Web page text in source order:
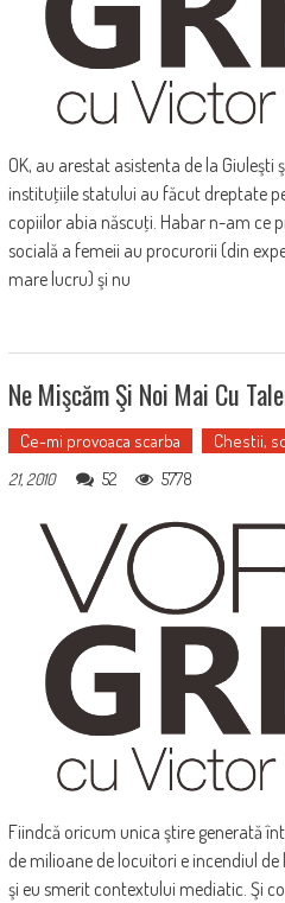
OK, au arestat asistenta de la
instituţiile statului au făcut dreptate
copiilor abia născuţi. Habar n-am ce
socială a femeii au procurorii (din
mare lucru) şi nu
Ne Mişcăm Şi Noi Mai Cu
Ce-mi provoaca scarba Chestii,
21, 2010
52 5778
Fiindcă oricum unica ştire generată
de milioane de locuitori e incendiul
şi eu smerit contextului mediatic. Şi